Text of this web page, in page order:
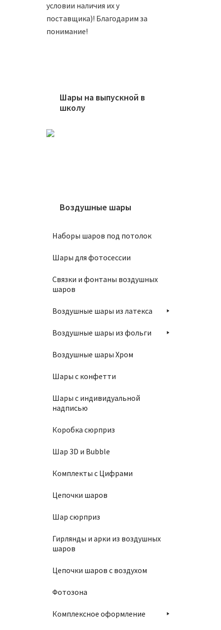
условии наличия их у
поставщика)! Благодарим за
понимание!
Шары на выпускной в
школу
Воздушные шары
Наборы шаров под потолок
Шары для фотосессии
Связки и фонтаны воздушных
шаров
Воздушные шары из латекса
Воздушные шары из фольги
Воздушные шары Хром
Шары с конфетти
Шары с индивидуальной
надписью
Коробка сюрприз
Шар 3D и Bubble
Комплекты с Цифрами
Цепочки шаров
Шар сюрприз
Гирлянды и арки из воздушных
шаров
Цепочки шаров с воздухом
Фотозона
Комплексное оформление